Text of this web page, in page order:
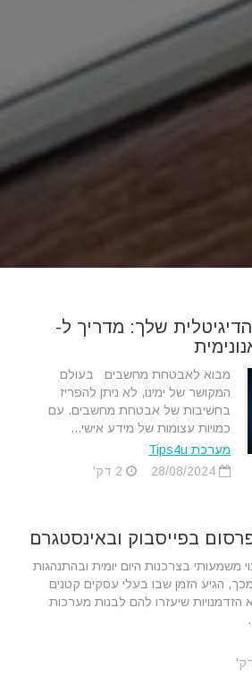
שלך: מדריך ל-
מבוא לאבטחת מחשבים בעולם
המקושר של ימינו, לא ניתן להפריז
בחשיבות של אבטחת מחשבים. עם
כמויות עצומות של מידע אישי...
מערכת Tips4u
28/08/2024
משמעותי בצרכנות היום יומית ובהתנהגות
מכך, הגיע הזמן שבו בעלי עסקים קטנים
הזדמנויות שיעזרו להם לבנות מערכות